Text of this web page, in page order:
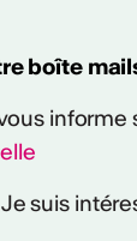
boîte
informe
Je suis